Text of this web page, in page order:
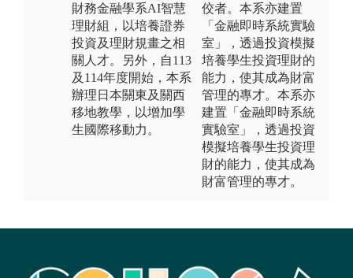
財務金融學系AI智慧
理財組，以培養證券
投資及理財規畫之相
關人才。另外，自113
及114年度開始，本系
辦理日本關東及關西
移地教學，以增加學
生國際移動力。
佼者。本系亦建置
「金融即時系統實驗
室」，透過投資模擬
培養學生投資理財的
能力，使其成為財富
管理的專才。本系亦
建置「金融即時系統
實驗室」，透過投資
模擬培養學生投資理
財的能力，使其成為
財富管理的專才。